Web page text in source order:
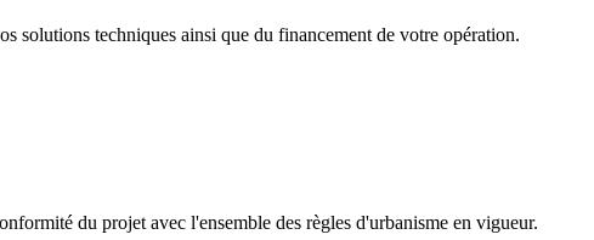
solutions techniques ainsi que du financement de votre opération.
du projet avec l'ensemble des règles d'urbanisme en vigueur.